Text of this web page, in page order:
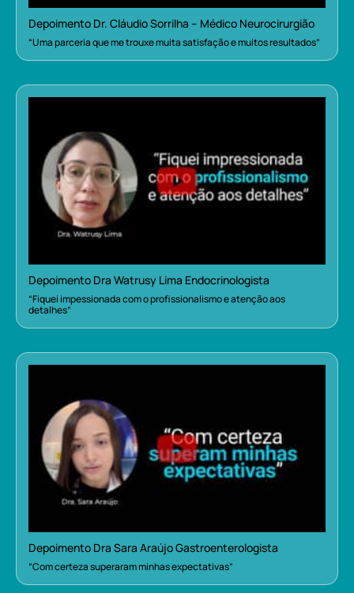
Depoimento Dr. Cláudio Sorrilha – Médico Neurocirurgião
“Uma parceria que me trouxe muita satisfação e muitos resultados”
Depoimento Dra Watrusy Lima Endocrinologista
“Fiquei impessionada com o profissionalismo e atenção aos
detalhes”
Depoimento Dra Sara Araújo Gastroenterologista
“Com certeza superaram minhas expectativas”